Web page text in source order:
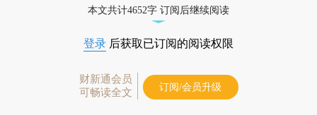
本文共计4652字 订阅后继续阅读
登录 后获取已订阅的阅读权限
财新通会员
可畅读全文
订阅/会员升级